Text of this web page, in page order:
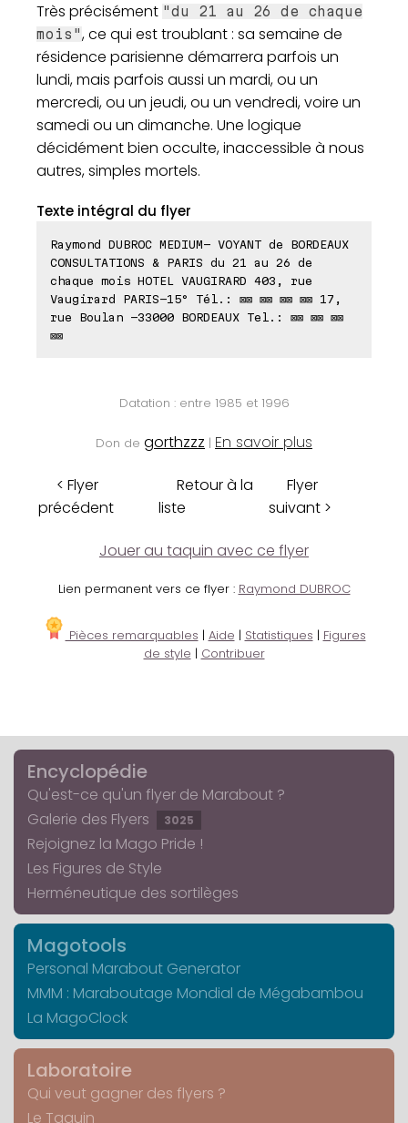
Très précisément "du 21 au 26 de chaque
mois", ce qui est troublant : sa semaine de
résidence parisienne démarrera parfois un
lundi, mais parfois aussi un mardi, ou un
mercredi, ou un jeudi, ou un vendredi, voire un
samedi ou un dimanche. Une logique
décidément bien occulte, inaccessible à nous
autres, simples mortels.
Texte intégral du flyer
Raymond DUBROC MEDIUM- VOYANT de BORDEAUX
CONSULTATIONS & PARIS du 21 au 26 de
chaque mois HOTEL VAUGIRARD 403, rue
Vaugirard PARIS-15° Tél.: ⊠⊠ ⊠⊠ ⊠⊠ ⊠⊠ 17,
rue Boulan -33000 BORDEAUX Tel.: ⊠⊠ ⊠⊠ ⊠⊠
⊠⊠
Datation : entre 1985 et 1996
Don de gorthzzz | En savoir plus
< Flyer
précédent
Retour à la
liste
Flyer
suivant >
Jouer au taquin avec ce flyer
Lien permanent vers ce flyer : Raymond DUBROC
Pièces remarquables | Aide | Statistiques | Figures
de style | Contribuer
Encyclopédie
Qu'est-ce qu'un flyer de Marabout ?
Galerie des Flyers
3025
Rejoignez la Mago Pride !
Les Figures de Style
Herméneutique des sortilèges
Magotools
Personal Marabout Generator
MMM : Maraboutage Mondial de Mégabambou
La MagoClock
Laboratoire
Qui veut gagner des flyers ?
Le Taquin